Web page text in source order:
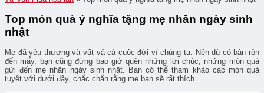
Top món quà ý nghĩa tặng mẹ nhân ngày sinh
nhật
Mẹ đã yêu thương và vất vả cả cuộc đời ví chúng ta. Nên dù có bận rộn
đến mấy, bạn cũng đừng bao giờ quên những lời chúc, những món quà
gửi đến mẹ nhân ngày sinh nhật. Bạn có thể tham khảo các món quà
tuyệt với dưới đây, chắc chắn rằng mẹ bạn sẽ rất thích.